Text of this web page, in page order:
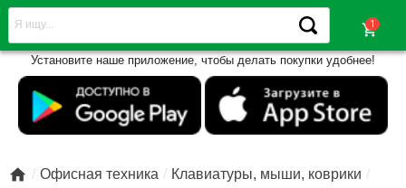
shopping_cart
Установите наше приложение, чтобы делать покупки удобнее!
 Офисная техника
Клавиатуры, мыши, коврики